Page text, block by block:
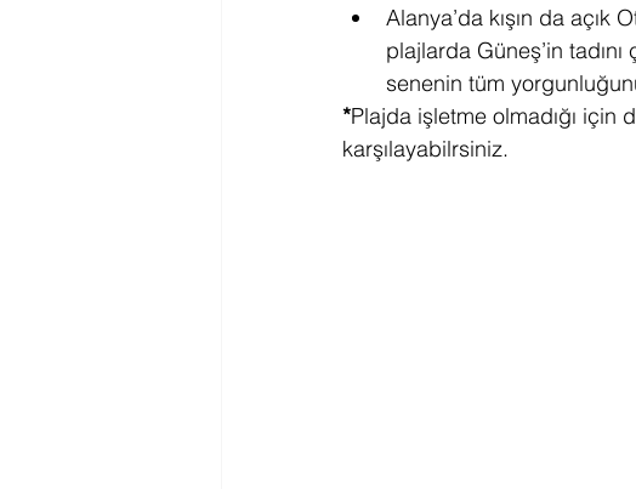
Alanya’da kışın da açık
plajlarda Güneş’in
senenin tüm
*Plajda işletme olmadığı için
karşılayabilrsiniz.